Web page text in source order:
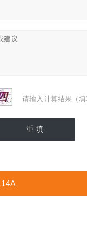
请输入计算结果（